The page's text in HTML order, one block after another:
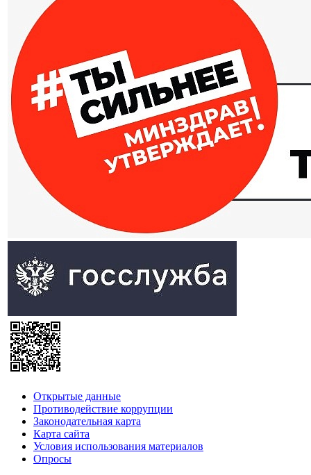
Открытые данные
Противодействие коррупции
Законодательная карта
Карта сайта
Условия использования материалов
Опросы